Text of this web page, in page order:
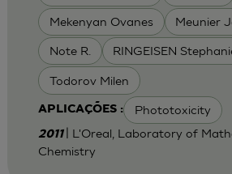
Mekenyan Ovanes Meunier
Note R. RINGEISEN
Todorov Milen
APLICAÇÕES : Phototoxicity
2011
| L'Oreal, Laboratory of
Chemistry